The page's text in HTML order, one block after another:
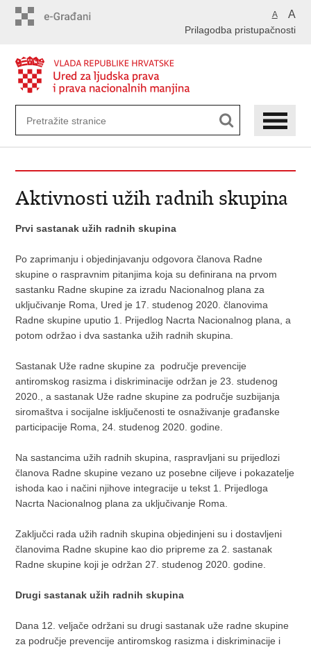
A A
Prilagodba pristupačnosti
Aktivnosti užih radnih skupina
Prvi sastanak užih radnih skupina
Po zaprimanju i objedinjavanju odgovora članova Radne
skupine o raspravnim pitanjima koja su definirana na prvom
sastanku Radne skupine za izradu Nacionalnog plana za
uključivanje Roma, Ured je 17. studenog 2020. članovima
Radne skupine uputio 1. Prijedlog Nacrta Nacionalnog plana, a
potom održao i dva sastanka užih radnih skupina.
Sastanak Uže radne skupine za područje prevencije
antiromskog rasizma i diskriminacije održan je 23. studenog
2020., a sastanak Uže radne skupine za područje suzbijanja
siromaštva i socijalne isključenosti te osnaživanje građanske
participacije Roma, 24. studenog 2020. godine.
Na sastancima užih radnih skupina, raspravljani su prijedlozi
članova Radne skupine vezano uz posebne ciljeve i pokazatelje
ishoda kao i načini njihove integracije u tekst 1. Prijedloga
Nacrta Nacionalnog plana za uključivanje Roma.
Zaključci rada užih radnih skupina objedinjeni su i dostavljeni
članovima Radne skupine kao dio pripreme za 2. sastanak
Radne skupine koji je održan 27. studenog 2020. godine.
Drugi sastanak užih radnih skupina
Dana 12. veljače održani su drugi sastanak uže radne skupine
za područje prevencije antiromskog rasizma i diskriminacije i